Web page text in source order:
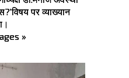
पर व्याख्यान
»